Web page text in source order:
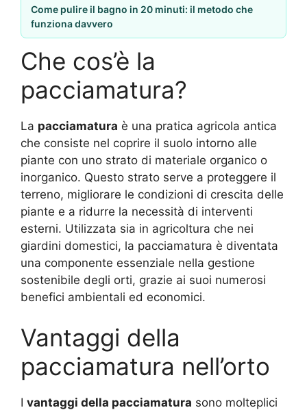
Come pulire il bagno in 20 minuti: il metodo che
funziona davvero
Che cos’è la
pacciamatura?
La pacciamatura è una pratica agricola antica
che consiste nel coprire il suolo intorno alle
piante con uno strato di materiale organico o
inorganico. Questo strato serve a proteggere il
terreno, migliorare le condizioni di crescita delle
piante e a ridurre la necessità di interventi
esterni. Utilizzata sia in agricoltura che nei
giardini domestici, la pacciamatura è diventata
una componente essenziale nella gestione
sostenibile degli orti, grazie ai suoi numerosi
benefici ambientali ed economici.
Vantaggi della
pacciamatura nell’orto
I vantaggi della pacciamatura sono molteplici